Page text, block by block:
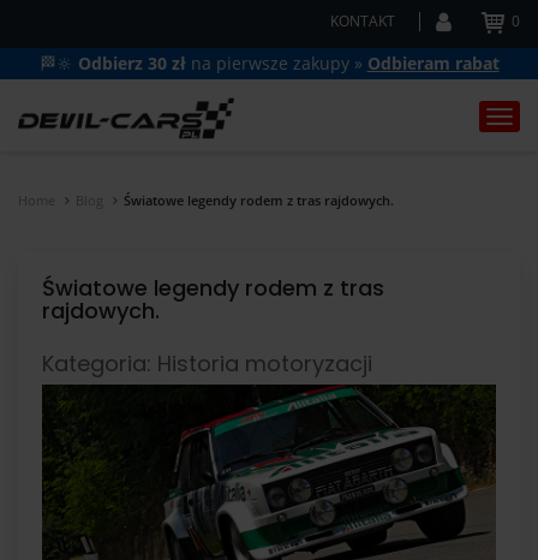
KONTAKT 0
🏁🔆 Odbierz 30 zł na pierwsze zakupy » Odbieram rabat
Home Blog Światowe legendy rodem z tras rajdowych.
Światowe legendy rodem z tras
rajdowych.
Kategoria: Historia motoryzacji